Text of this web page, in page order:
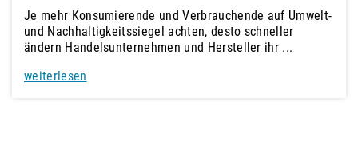
Je mehr Konsumierende und Verbrauchende auf Umwelt-
und Nachhaltigkeitssiegel achten, desto schneller
ändern Handelsunternehmen und Hersteller ihr ...
weiterlesen